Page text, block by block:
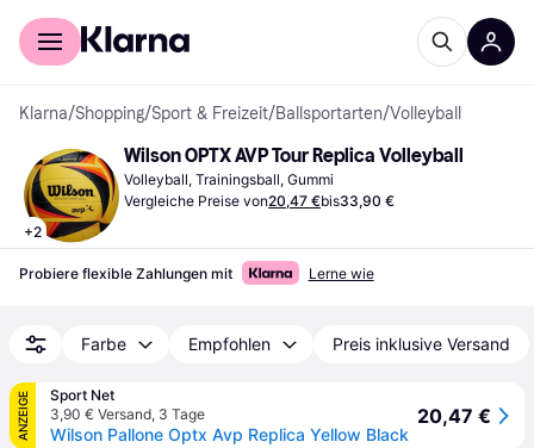
Für Shopper
Klarna/Shopping/Sport & Freizeit/Ballsportarten/Volleyball
+2
Wilson OPTX AVP Tour Replica Volleyball
Volleyball, Trainingsball, Gummi
Vergleiche Preise von20,47 €bis33,90 €
Probiere flexible Zahlungen mit Lerne wie
Farbe Empfohlen Preis inklusive Versand
ANZEIGE
Sport Net
3,90 € Versand, 3 Tage
Wilson Pallone Optx Avp Replica Yellow Black
20,47 €